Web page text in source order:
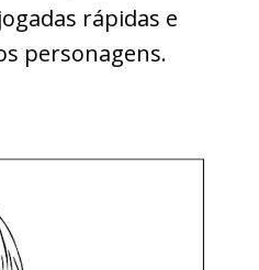
rápidas e
personagens.